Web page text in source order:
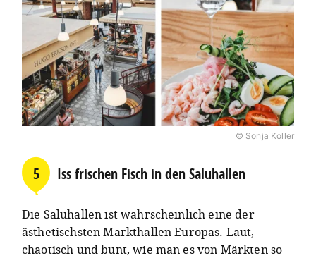
© Sonja Koller
5 Iss frischen Fisch in den Saluhallen
Die Saluhallen ist wahrscheinlich eine der
ästhetischsten Markthallen Europas. Laut,
chaotisch und bunt, wie man es von Märkten so